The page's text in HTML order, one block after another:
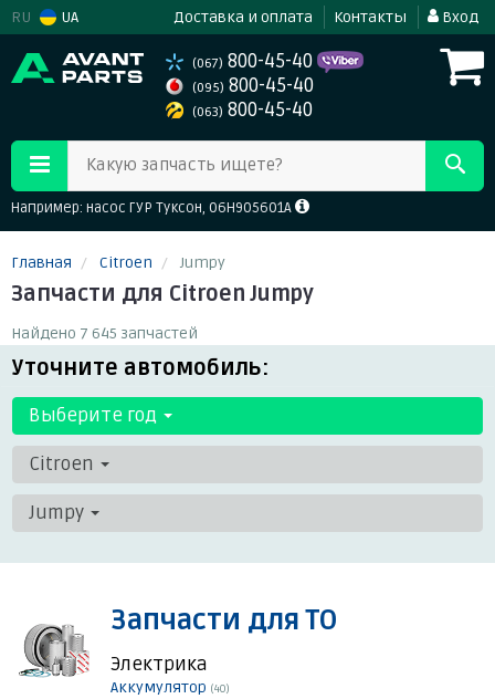
RU UA Доставка и оплата Контакты Вход
(067) 800-45-40
(095) 800-45-40
(063) 800-45-40
Какую запчасть ищете?
Например: насос ГУР Туксон, 06H905601A
Главная Citroen Jumpy
Запчасти для Citroen Jumpy
Найдено 7 645 запчастей
Уточните автомобиль:
Выберите год
Citroen
Jumpy
Запчасти для ТО
Электрика
Аккумулятор (40)